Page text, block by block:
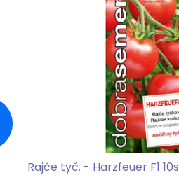
Rajče tyč. - Harzfeuer F1 10s